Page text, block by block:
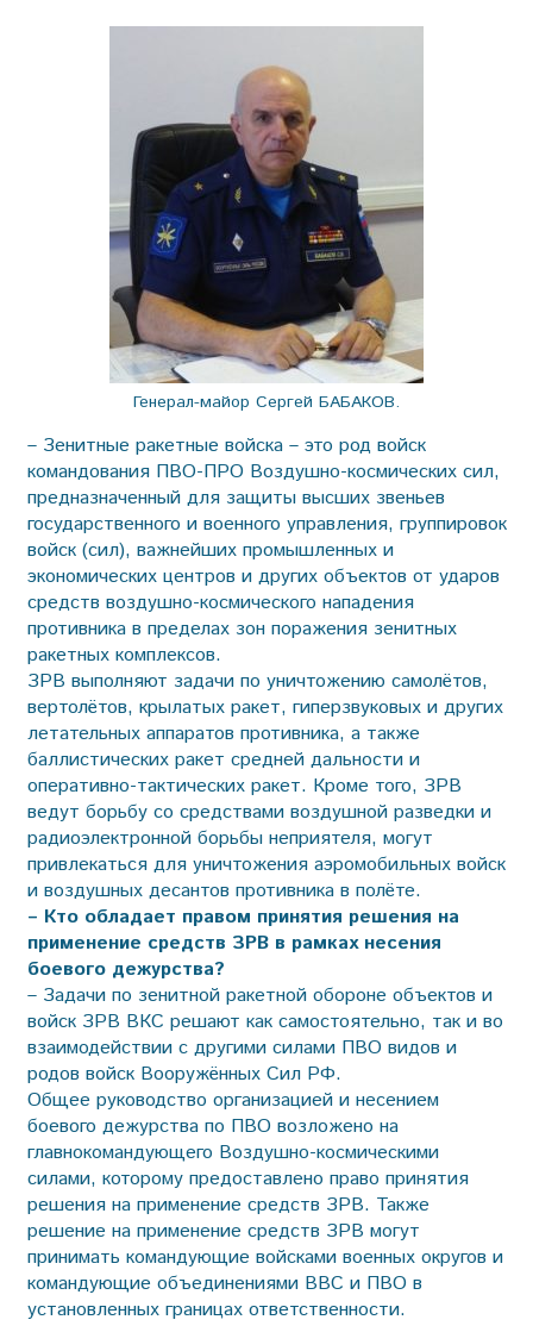
Генерал-майор Сергей БАБАКОВ.
– Зенитные ракетные войска – это род войск
командования ПВО-ПРО Воздушно-космических сил,
предназначенный для защиты высших звеньев
государственного и военного управления, группировок
войск (сил), важнейших промышленных и
экономических центров и других объектов от ударов
средств воздушно-космического нападения
противника в пределах зон поражения зенитных
ракетных комплексов.
ЗРВ выполняют задачи по уничтожению самолётов,
вертолётов, крылатых ракет, гиперзвуковых и других
летательных аппаратов противника, а также
баллистических ракет средней дальности и
оперативно-тактических ракет. Кроме того, ЗРВ
ведут борьбу со средствами воздушной разведки и
радиоэлектронной борьбы неприятеля, могут
привлекаться для уничтожения аэромобильных войск
и воздушных десантов противника в полёте.
– Кто обладает правом принятия решения на
применение средств ЗРВ в рамках несения
боевого дежурства?
– Задачи по зенитной ракетной обороне объектов и
войск ЗРВ ВКС решают как самостоятельно, так и во
взаимодействии с другими силами ПВО видов и
родов войск Вооружённых Сил РФ.
Общее руководство организацией и несением
боевого дежурства по ПВО возложено на
главнокомандующего Воздушно-космическими
силами, которому предоставлено право принятия
решения на применение средств ЗРВ. Также
решение на применение средств ЗРВ могут
принимать командующие войсками военных округов и
командующие объединениями ВВС и ПВО в
установленных границах ответственности.